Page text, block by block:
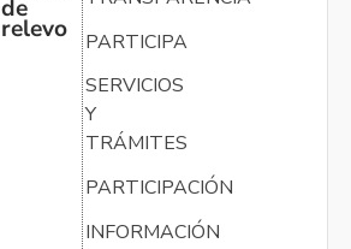
de
relevo
PARTICIPA
SERVICIOS
Y
TRÁMITES
PARTICIPACIÓN
INFORMACIÓN